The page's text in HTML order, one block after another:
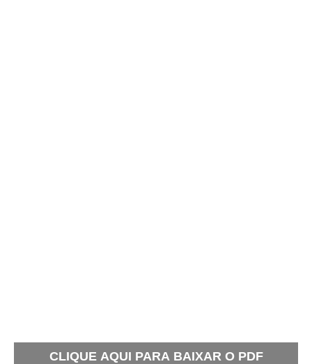
CLIQUE AQUI PARA BAIXAR O PDF